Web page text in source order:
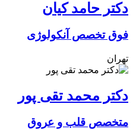
دکتر حامد کیان
فوق تخصص آنکولوژی
تهران
دکتر محمد تقی پور
متخصص قلب و عروق